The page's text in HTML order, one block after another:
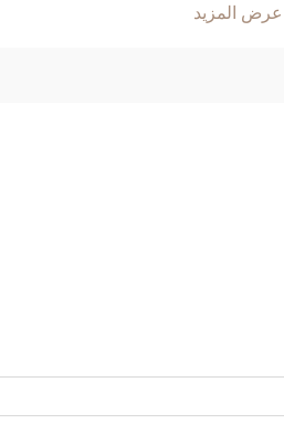
الخزائن الخاصة بهم. وقد برز الخشب
عرض المزيد